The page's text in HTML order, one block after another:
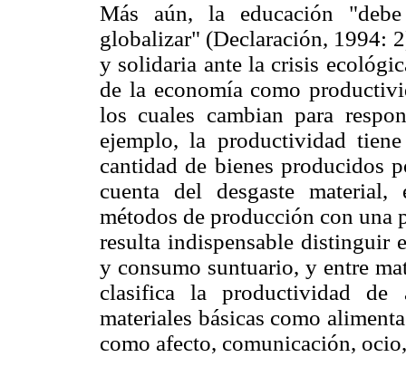
Más aún, la educación
globalizar" (Declaración, 1994:
y solidaria ante la crisis
de la economía como
los cuales cambian para
ejemplo, la productividad
cantidad de bienes producidos
cuenta del desgaste
métodos de producción con una
resulta indispensable distinguir
y consumo suntuario, y entre
clasifica la productividad de
materiales básicas como
como afecto, comunicación,